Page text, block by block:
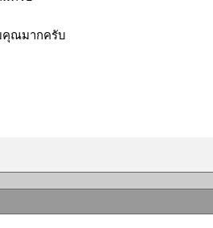
คุณมากครับ